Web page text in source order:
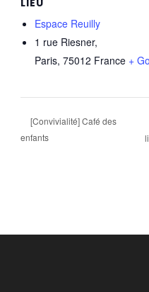
LIEU
Espace Reuilly
1 rue Riesner,
Paris, 75012 France +
[Convivialité] Café des
enfants